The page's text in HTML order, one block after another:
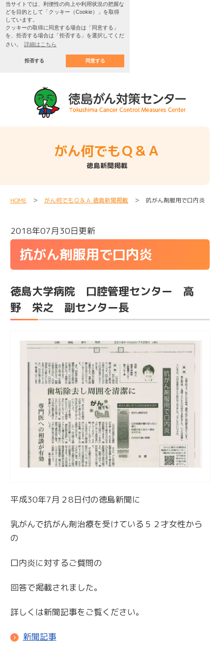
当サイトでは、利便性の向上や利用状況の把握な
どを目的として「クッキー（Cookie）」を取得
しています。
クッキーの取得に同意する場合は「同意する」
を、拒否する場合は「拒否する」を選択してくだ
さい。
詳細はこちら
拒否する 同意する
がん何でもＱ＆Ａ
徳島新聞掲載
HOME ＞ がん何でもＱ＆Ａ 徳島新聞掲載 ＞ 抗がん剤服用で口内炎
2018年07月30日更新
抗がん剤服用で口内炎
徳島大学病院 口腔管理センター 高
野 栄之 副センター長
平成30年7月２8日付の徳島新聞に
乳がんで抗がん剤治療を受けている５２才女性から
の
口内炎に対するご質問の
回答で掲載されました。
詳しくは新聞記事をご覧ください。
新聞記事